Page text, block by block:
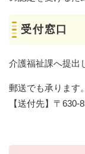
受付窓口
介護福祉課へ提出
郵送でも承ります。
【送付先】〒